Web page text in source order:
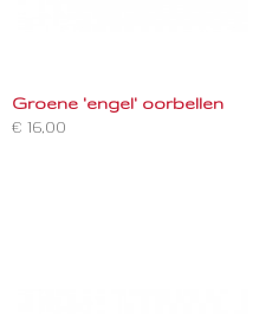
Groene 'engel' oorbellen
€ 16,00